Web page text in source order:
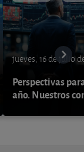
jueves, 16 de julio
Perspectivas
año. Nuestros